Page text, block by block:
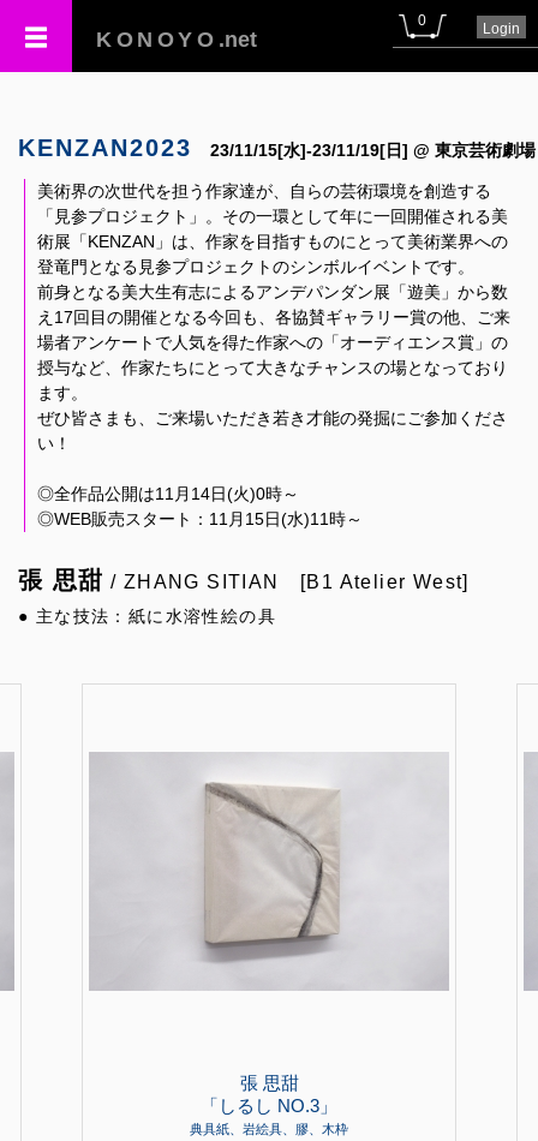
KONOYO .net
0 Login
KENZAN2023 23/11/15[水]-23/11/19[日] @ 東京芸術劇場
美術界の次世代を担う作家達が、自らの芸術環境を創造する
「見参プロジェクト」。その一環として年に一回開催される美
術展「KENZAN」は、作家を目指すものにとって美術業界への
登竜門となる見参プロジェクトのシンボルイベントです。
前身となる美大生有志によるアンデパンダン展「遊美」から数
え17回目の開催となる今回も、各協賛ギャラリー賞の他、ご来
場者アンケートで人気を得た作家への「オーディエンス賞」の
授与など、作家たちにとって大きなチャンスの場となっており
ます。
ぜひ皆さまも、ご来場いただき若き才能の発掘にご参加くださ
い！
◎全作品公開は11月14日(火)0時～
◎WEB販売スタート：11月15日(水)11時～
張 思甜 / ZHANG SITIAN [B1 Atelier West]
● 主な技法：紙に水溶性絵の具
張 思甜
「しるし NO.3」
典具紙、岩絵具、膠、木枠